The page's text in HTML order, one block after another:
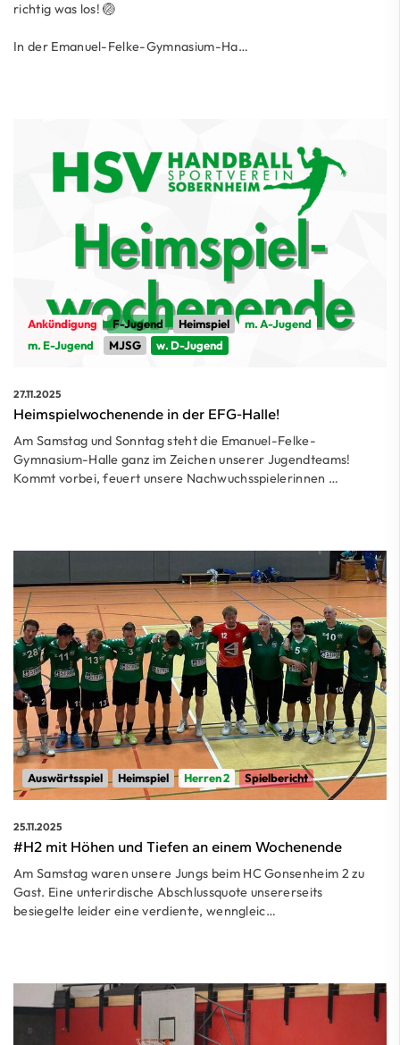
richtig was los! 🏐
In der Emanuel-Felke-Gymnasium-Ha…
Ankündigung F-Jugend Heimspiel
m. A-Jugend
m. E-Jugend
MJSG w. D-Jugend
27.11.2025
Heimspielwochenende in der EFG-Halle!
Am Samstag und Sonntag steht die Emanuel-Felke-
Gymnasium-Halle ganz im Zeichen unserer Jugendteams!
Kommt vorbei, feuert unsere Nachwuchsspielerinnen …
Auswärtsspiel Heimspiel Herren 2 Spielbericht
25.11.2025
#H2 mit Höhen und Tiefen an einem Wochenende
Am Samstag waren unsere Jungs beim HC Gonsenheim 2 zu
Gast. Eine unterirdische Abschlussquote unsererseits
besiegelte leider eine verdiente, wenngleic…